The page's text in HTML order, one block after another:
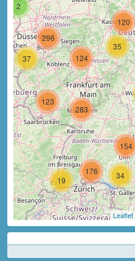
35
120
37
19
176 34
2
296
124
123
154
283
Leaflet